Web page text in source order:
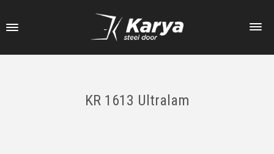
KR 1613 Ultralam